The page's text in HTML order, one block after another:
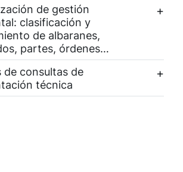
de gestión
clasificación y
de albaranes,
partes, órdenes…
de consultas de
técnica